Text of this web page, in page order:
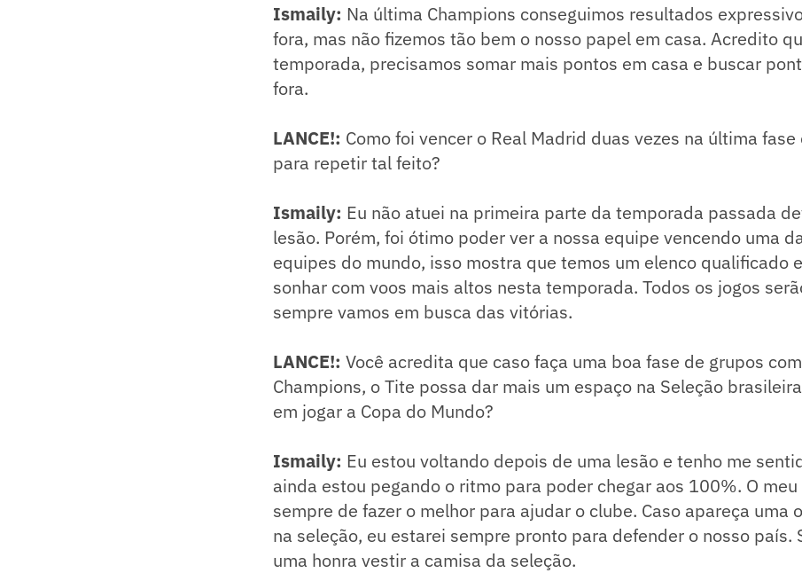
Ismaily: Na última Champions conseguimos resultados
fora, mas não fizemos tão bem o nosso papel em casa. Acredito
temporada, precisamos somar mais pontos em casa e buscar
fora.
LANCE!: Como foi vencer o Real Madrid duas vezes na última fase
para repetir tal feito?
Ismaily: Eu não atuei na primeira parte da temporada passada
lesão. Porém, foi ótimo poder ver a nossa equipe vencendo uma
equipes do mundo, isso mostra que temos um elenco qualificado
sonhar com voos mais altos nesta temporada. Todos os jogos
sempre vamos em busca das vitórias.
LANCE!: Você acredita que caso faça uma boa fase de grupos
Champions, o Tite possa dar mais um espaço na Seleção
em jogar a Copa do Mundo?
Ismaily: Eu estou voltando depois de uma lesão e tenho me
ainda estou pegando o ritmo para poder chegar aos 100%. O
sempre de fazer o melhor para ajudar o clube. Caso apareça uma
na seleção, eu estarei sempre pronto para defender o nosso país.
uma honra vestir a camisa da seleção.